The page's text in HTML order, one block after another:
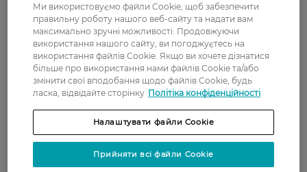
У відділення Нової пошти - 99 грн,
безкоштовно від 699 грн
Укрпошта
Вартість доставки - 79 грн, безкоштовна
доставка від - 599 грн
Забрати сьогодні в магазині Watsons
Вартість доставки - 0 грн
Показати більше
Ми використовуємо файли Cookie, щоб забезпечити
правильну роботу нашого веб-сайту та надати вам
максимально зручні можливості. Продовжуючи
використання нашого сайту, ви погоджуєтесь на
використання файлів Cookie. Якщо ви хочете дізнатися
більше про використання нами файлів Cookie та/або
змінити свої вподобання щодо файлів Cookie, будь
ласка, відвідайте сторінку Політіка конфіденційності
Налаштувати файли Cookie
Прийняти всі файли Cookie